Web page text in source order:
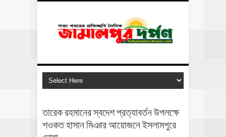
তারেক রহমানের স্বদেশ প্রত্যাবর্তন উপলক্ষে
শওকত হাসান মিঞার আয়োজনে ইসলামপুরে